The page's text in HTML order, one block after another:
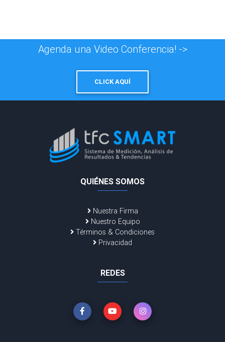
Agenda una Video Conferencia! ->
CLICK AQUÍ
QUIÉNES SOMOS
Nuestra Firma
Nuestro Equipo
Términos & Condiciones
Privacidad
REDES